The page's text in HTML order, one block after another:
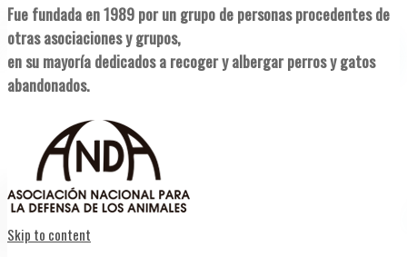
Fue fundada en 1989 por un grupo de personas procedentes de
otras asociaciones y grupos,
en su mayoría dedicados a recoger y albergar perros y gatos
abandonados.
Skip to content